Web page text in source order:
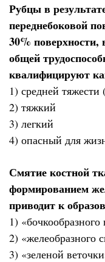
Рубцы в
переднебоковой
30%
общей
квалифицируют
1) средней тяжести
2) тяжкий
3) легкий
4) опасный для
Смятие костной
формированием
приводит к
1)
2) «желеобразного
3) «зеленой